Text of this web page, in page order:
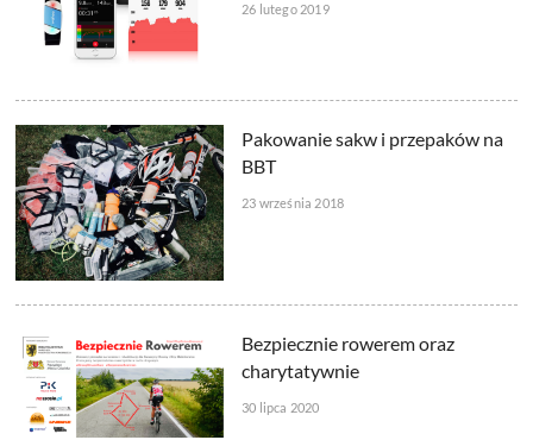
26 lutego 2019
Pakowanie sakw i przepaków na
BBT
23 września 2018
Bezpiecznie rowerem oraz
charytatywnie
30 lipca 2020